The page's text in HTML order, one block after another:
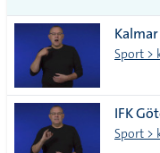
tecken
Kalmar
Sport >
IFK
Sport >